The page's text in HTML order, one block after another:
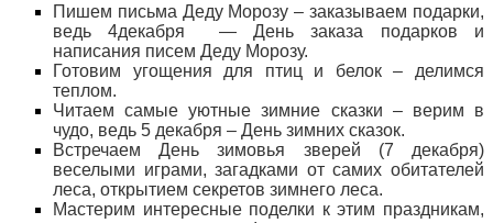
Пишем письма Деду Морозу – заказываем подарки,
ведь 4декабря — День заказа подарков и
написания писем Деду Морозу.
Готовим угощения для птиц и белок – делимся
теплом.
Читаем самые уютные зимние сказки – верим в
чудо, ведь 5 декабря – День зимних сказок.
Встречаем День зимовья зверей (7 декабря)
веселыми играми, загадками от самих обитателей
леса, открытием секретов зимнего леса.
Мастерим интересные поделки к этим праздникам,